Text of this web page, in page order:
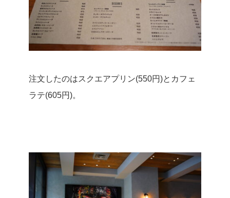
注文したのはスクエアプリン(550円)とカフェ
ラテ(605円)。